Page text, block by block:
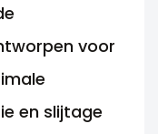
voor
en slijtage